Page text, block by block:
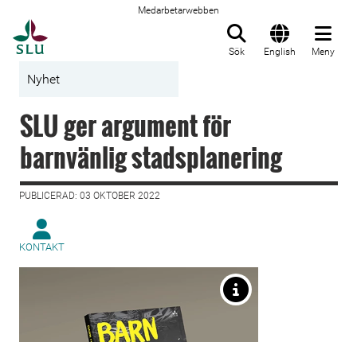
Medarbetarwebben
Sök English Meny
Nyhet
SLU ger argument för
barnvänlig stadsplanering
PUBLICERAD: 03 OKTOBER 2022
KONTAKT